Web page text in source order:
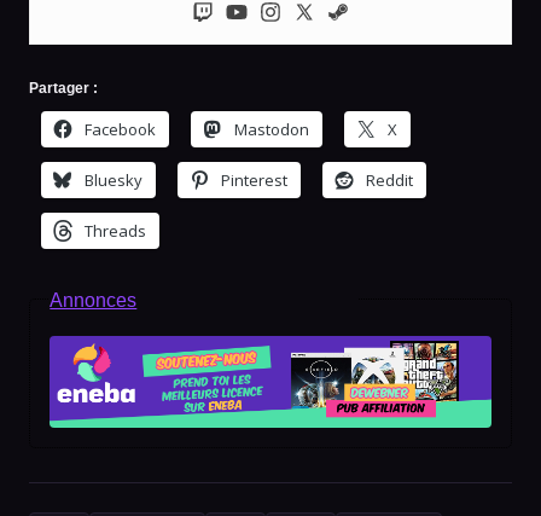
Partager :
Facebook Mastodon X
Bluesky Pinterest Reddit
Threads
Annonces